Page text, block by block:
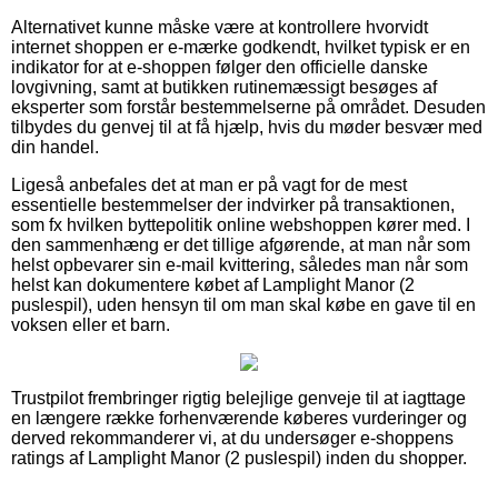
Alternativet kunne måske være at kontrollere hvorvidt
internet shoppen er e-mærke godkendt, hvilket typisk er en
indikator for at e-shoppen følger den officielle danske
lovgivning, samt at butikken rutinemæssigt besøges af
eksperter som forstår bestemmelserne på området. Desuden
tilbydes du genvej til at få hjælp, hvis du møder besvær med
din handel.
Ligeså anbefales det at man er på vagt for de mest
essentielle bestemmelser der indvirker på transaktionen,
som fx hvilken byttepolitik online webshoppen kører med. I
den sammenhæng er det tillige afgørende, at man når som
helst opbevarer sin e-mail kvittering, således man når som
helst kan dokumentere købet af Lamplight Manor (2
puslespil), uden hensyn til om man skal købe en gave til en
voksen eller et barn.
Trustpilot frembringer rigtig belejlige genveje til at iagttage
en længere række forhenværende køberes vurderinger og
derved rekommanderer vi, at du undersøger e-shoppens
ratings af Lamplight Manor (2 puslespil) inden du shopper.